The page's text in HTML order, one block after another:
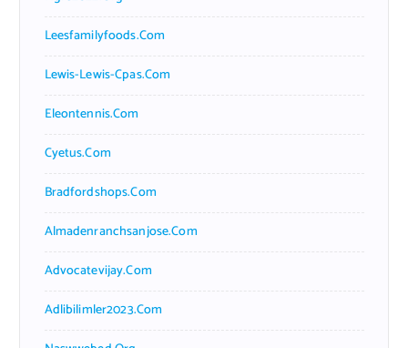
Leesfamilyfoods.com
Lewis-Lewis-Cpas.com
Eleontennis.com
Cyetus.com
Bradfordshops.com
Almadenranchsanjose.com
Advocatevijay.com
Adlibilimler2023.com